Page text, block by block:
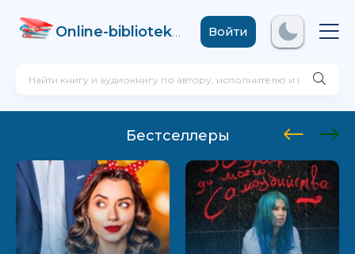
Online-biblioteka .comВойти
Бестселлеры